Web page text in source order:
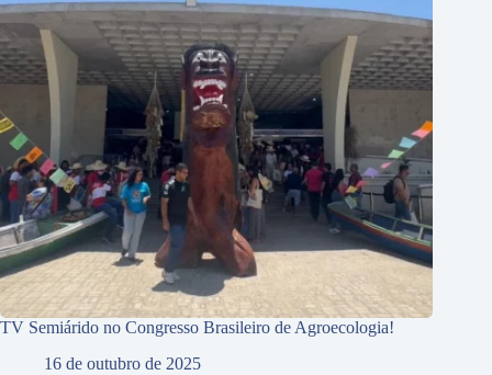
TV Semiárido no Congresso Brasileiro de Agroecologia!
16 de outubro de 2025